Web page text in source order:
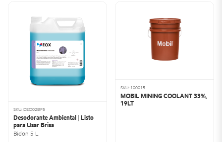
SKU: DEO02BF5
Desodorante Ambiental | Listo
para Usar Brisa
Bidón 5 L
SKU: 100015
MOBIL MINING COOLANT 33%,
19LT